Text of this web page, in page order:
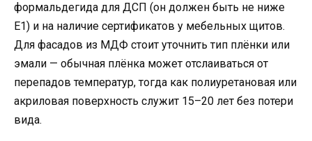
формальдегида для ДСП (он должен быть не ниже
Е1) и на наличие сертификатов у мебельных щитов.
Для фасадов из МДФ стоит уточнить тип плёнки или
эмали — обычная плёнка может отслаиваться от
перепадов температур, тогда как полиуретановая или
акриловая поверхность служит 15–20 лет без потери
вида.